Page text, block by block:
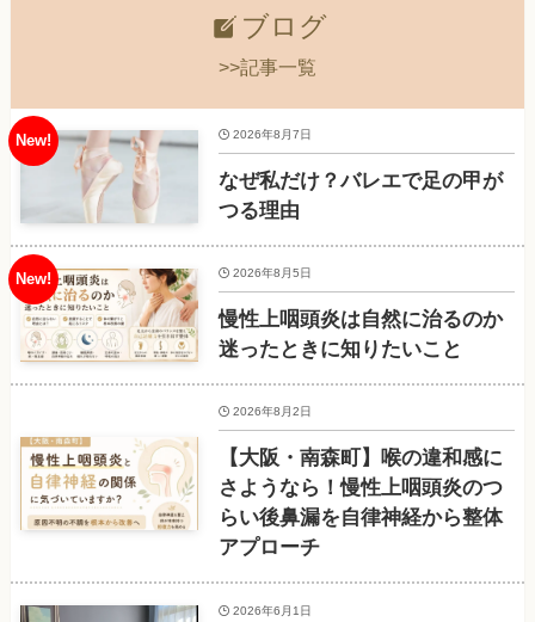
ブログ
>>記事一覧
なぜ私だけ？バレエで足の甲が
つる理由
2026年8月7日
慢性上咽頭炎は自然に治るのか
迷ったときに知りたいこと
2026年8月5日
【大阪・南森町】喉の違和感に
さようなら！慢性上咽頭炎のつ
らい後鼻漏を自律神経から整体
アプローチ
2026年8月2日
2026年6月1日